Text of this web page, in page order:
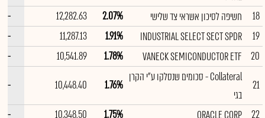
18
חשיפה לסיכון אשראי צד שלישי 2.07%
12,282.63
--
19
INDUSTRIAL SELECT SECT SPDR
1.91%
11,287.13
--
20
VANECK SEMICONDUCTOR ETF
1.78%
10,541.89
--
21
Collateral - סכומים שנסלקו ע"י הקרן
בגי
1.76%
10,448.40
--
22
1.75%
10,348.50
--